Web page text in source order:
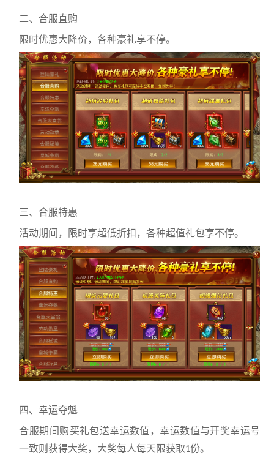
二、合服直购
限时优惠大降价，各种豪礼享不停。
三、合服特惠
活动期间，限时享超低折扣，各种超值礼包享不停。
四、幸运夺魁
合服期间购买礼包送幸运数值，幸运数值与开奖幸运号
一致则获得大奖，大奖每人每天限获取1份。